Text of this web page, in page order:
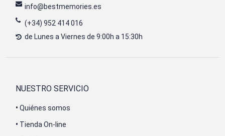
info@bestmemories.es
(+34) 952 414 016
de Lunes a Viernes de 9:00h a 15:30h
NUESTRO SERVICIO
• Quiénes somos
• Tienda On-line